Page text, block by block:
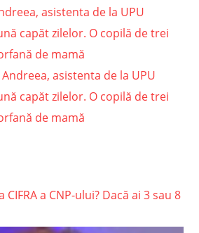
asistenta de la UPU
capăt zilelor. O copilă de trei
de mamă
CIFRA a CNP-ului? Dacă ai 3 sau 8